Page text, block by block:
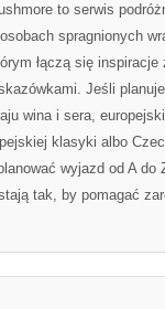
to serwis
spragnionych
łączą się
Jeśli
wina i sera,
klasyki albo
wyjazd od A do
tak, by pomagać